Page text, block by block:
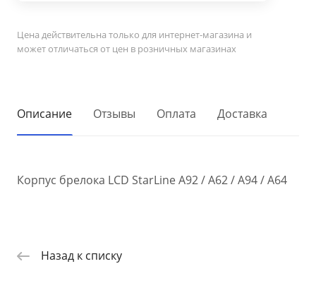
Цена действительна только для интернет-магазина и
может отличаться от цен в розничных магазинах
Описание Отзывы Оплата Доставка
Корпус брелока LCD StarLine A92 / A62 / A94 / A64
Назад к списку